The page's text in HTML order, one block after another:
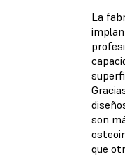
La
son
que